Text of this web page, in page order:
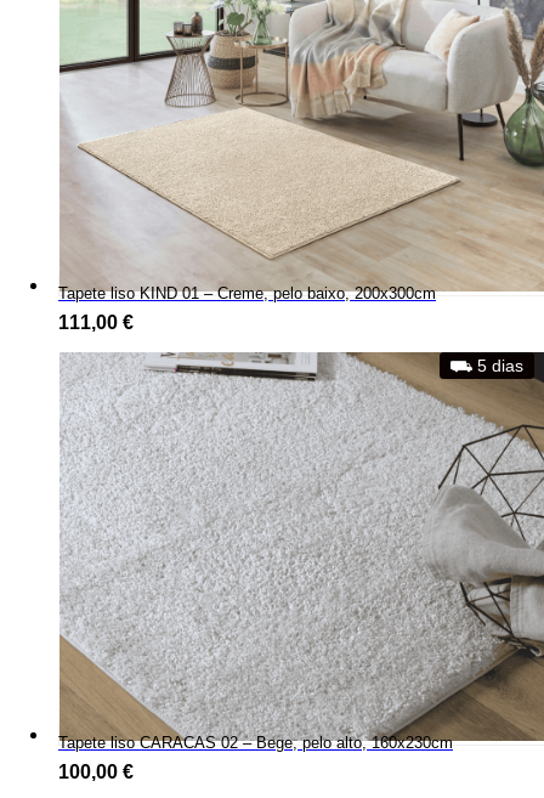
Tapete liso KIND 01 – Creme, pelo baixo, 200x300cm
111,00 €
⛟ 5 dias
Tapete liso CARACAS 02 – Bege, pelo alto, 160x230cm
100,00 €